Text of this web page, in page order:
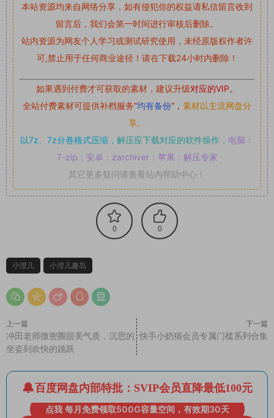
本站资源均来自网络分享，如有侵犯你的权益请私信留言收到
留言后，我们会第一时间进行审核后删除。
站内资源为网友个人学习或测试研究使用，未经原版权作者许
可,禁止用于任何商业途径！请在下载24小时内删除！
如果遇到付费才可获取的素材，建议升级对应的VIP。
全站付费素材可提供补档服务“均有备份”， 素材以主流网盘分
享。
以7z、7z分卷格式压缩， 解压应下载对应的软件操作， 电脑：
7-zip；安卓：zarchiver；苹果：解压专家
其它更多疑问请查看站内帮助中心！
0 0
小澄儿 小澄儿趣岛
上一篇
冲田老师微密圈甜美气质，沉思的
坐姿到欢快的跳跃
下一篇
快手小奶猫会员专属门槛系列合集
百度网盘内部特批：SVIP会员直降最低100元
点我 每月免费领取500G容量空间，有效期30天